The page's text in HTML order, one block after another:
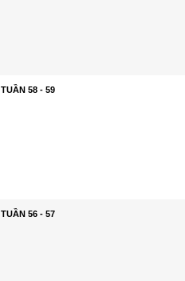
TUẦN 58 - 59
TUẦN 56 - 57